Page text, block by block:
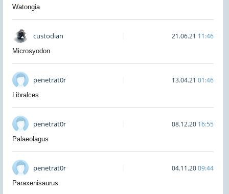
Watongia
custodian 21.06.21 11:46
Microsyodon
penetrat0r 13.04.21 01:46
Libralces
penetrat0r 08.12.20 16:55
Palaeolagus
penetrat0r 04.11.2009:44
Paraxenisaurus